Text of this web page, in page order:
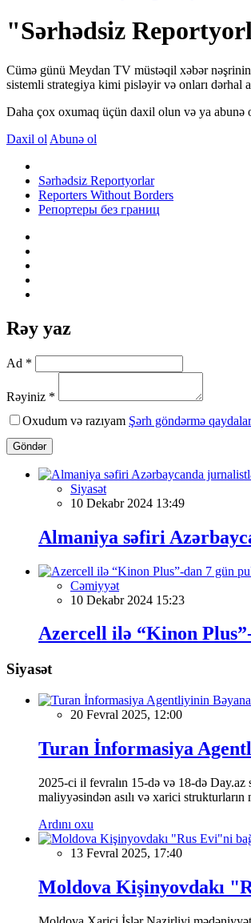
"Sərhədsiz
Cümə günü Meydan TV müstəqil xəbər
sistemli strategiya kimi pisləyir və onları dərhal
Daha çox oxumaq üçün daxil olun və ya abunə
Daxil ol Abunə ol
Sərhədsiz Reportyorlar
Reporters Without Borders
Репортеры без границ
Rəy yaz
Ad *
Rəyiniz *
Oxudum və razıyam Şərh göndərmə
Göndər
Siyasət
10 Dekabr 2024 13:49
Almaniya səfiri
Cəmiyyət
10 Dekabr 2024 15:23
Azercell ilə “Kinon
Siyasət
20 Fevral 2025, 12:00
Turan İnformasiya
2025-ci il fevralın 15-də və 18-də
maliyyəsindən asılı və xarici
Ardını oxu
13 Fevral 2025, 17:40
Moldova Kişinyovdakı